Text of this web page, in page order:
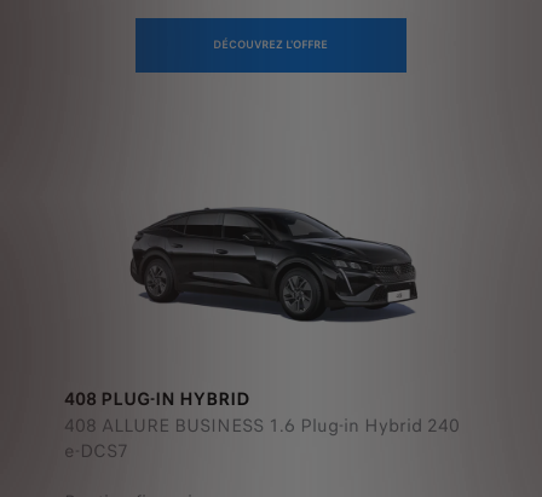
DÉCOUVREZ L'OFFRE
408 ALLURE BUSINESS 1.6 Plug-in Hybrid 240
e-DCS7